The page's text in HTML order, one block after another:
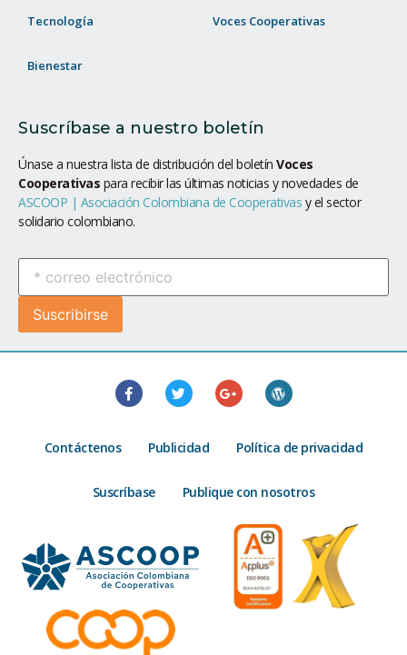
Tecnología
Bienestar
Voces Cooperativas
Suscríbase a nuestro boletín
Únase a nuestra lista de distribución del boletín Voces
Cooperativas para recibir las últimas noticias y novedades de
ASCOOP | Asociación Colombiana de Cooperativas y el sector
solidario colombiano.
Contáctenos Publicidad Política de privacidad
Suscríbase Publique con nosotros